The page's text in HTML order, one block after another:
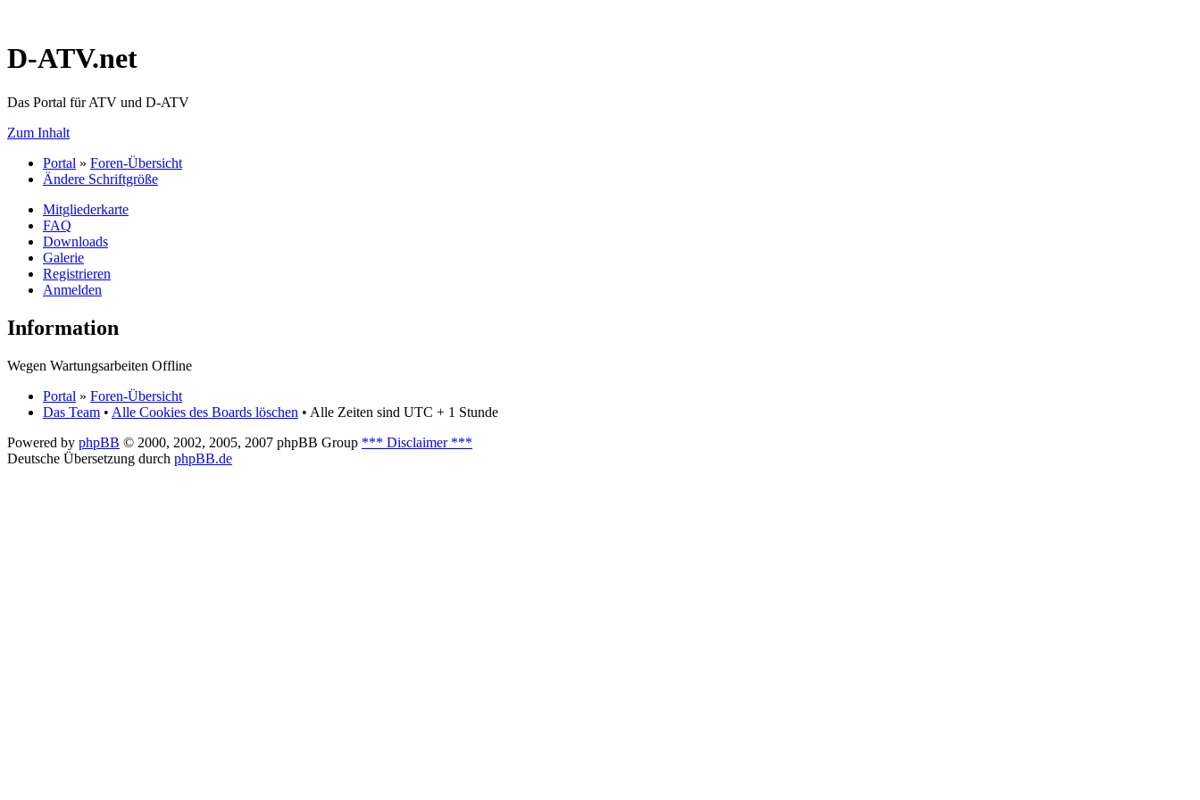
D-ATV.net
Das Portal für ATV und D-ATV
Zum Inhalt
Portal » Foren-Übersicht
Ändere Schriftgröße
Mitgliederkarte
FAQ
Downloads
Galerie
Registrieren
Anmelden
Information
Wegen Wartungsarbeiten Offline
Portal » Foren-Übersicht
Das Team • Alle Cookies des Boards löschen • Alle Zeiten sind UTC + 1 Stunde
Powered by phpBB © 2000, 2002, 2005, 2007 phpBB Group *** Disclaimer ***
Deutsche Übersetzung durch phpBB.de